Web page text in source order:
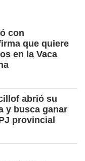
con
que quiere
en la Vaca
abrió su
y busca ganar
provincial